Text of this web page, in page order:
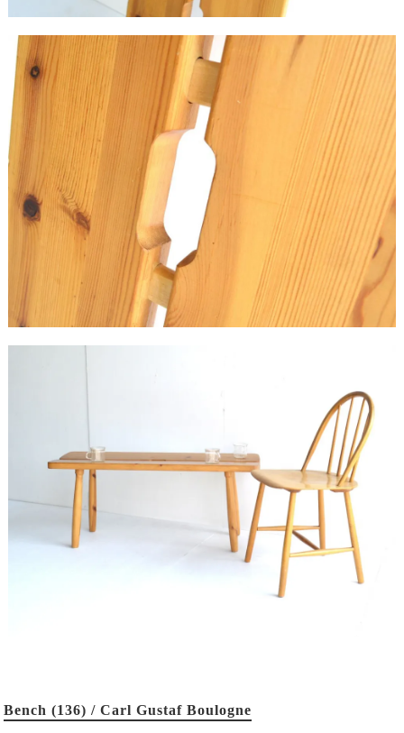
Bench (136) / Carl Gustaf Boulogne